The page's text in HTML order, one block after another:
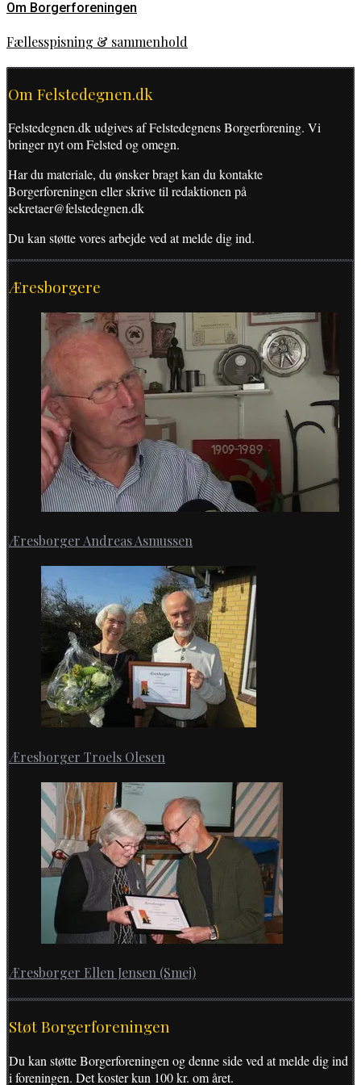
Om Borgerforeningen
Fællesspisning & sammenhold
Om Felstedegnen.dk
Felstedegnen.dk udgives af Felstedegnens Borgerforening. Vi
bringer nyt om Felsted og omegn.
Har du materiale, du ønsker bragt kan du kontakte
Borgerforeningen eller skrive til redaktionen på
sekretaer@felstedegnen.dk
Du kan støtte vores arbejde ved at melde dig ind.
Æresborgere
Æresborger Andreas Asmussen
Æresborger Troels Olesen
Æresborger Ellen Jensen (Smej)
Støt Borgerforeningen
Du kan støtte Borgerforeningen og denne side ved at melde dig ind
i foreningen. Det koster kun 100 kr. om året.